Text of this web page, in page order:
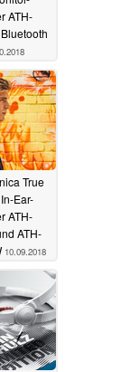
ATH-
True
Ear-
ATH-
ATH-
10.09.2018